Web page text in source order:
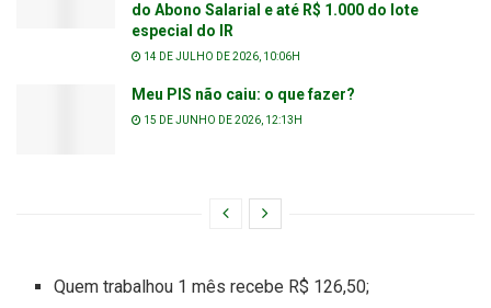
do Abono Salarial e até R$ 1.000 do lote
especial do IR
14 DE JULHO DE 2026, 10:06H
Meu PIS não caiu: o que fazer?
15 DE JUNHO DE 2026, 12:13H
Quem trabalhou 1 mês recebe R$ 126,50;